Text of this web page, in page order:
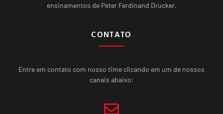
ensinamentos de Peter Ferdinand Drucker.
CONTATO
Entre em contato com nosso time clicando em um de nossos
canais abaixo: